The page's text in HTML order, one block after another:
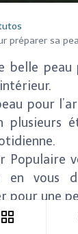
préparer sa
belle
pour
plusieurs
Populaire
en vous
pour une